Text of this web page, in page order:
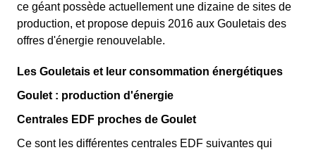
ce géant possède actuellement une dizaine de sites de
production, et propose depuis 2016 aux Gouletais des
offres d'énergie renouvelable.
Les Gouletais et leur consommation énergétiques
Goulet : production d'énergie
Centrales EDF proches de Goulet
Ce sont les différentes centrales EDF suivantes qui